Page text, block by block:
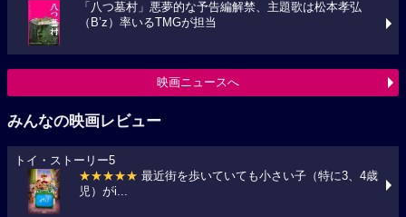
「八つ墓村」悪夢的な予告編解禁、主題歌は松本孝弘
（B’z）率いるTMGが担当
映画ニュースへ
みんなの映画レビュー
トイ・ストーリー5
★★★★★ 最近街を歩いていても小さい子（特に3、4歳
児）がi...